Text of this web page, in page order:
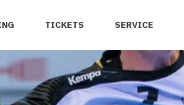
TICKETS SERVICE